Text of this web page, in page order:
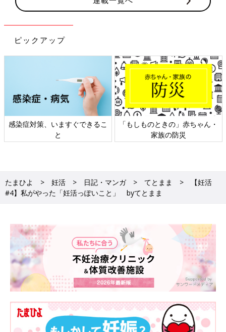
ピックアップ
感染症対策、いますぐできるこ
と
「もしものときの」赤ちゃん・
家族の防災
たまひよ 妊活 日記・マンガ てとまま
【妊活
#4】私がやった「妊活っぽいこと」 byてとまま